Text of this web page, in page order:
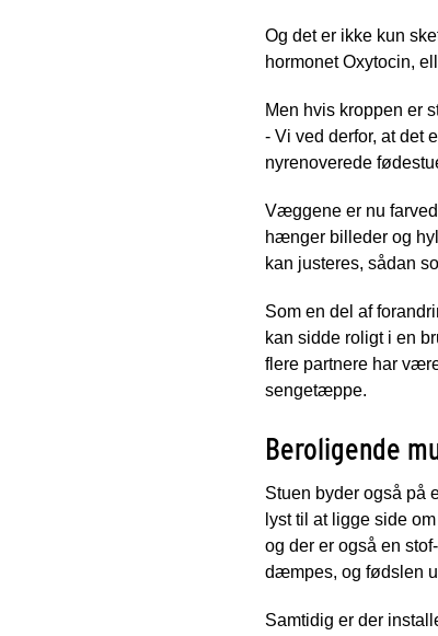
Og det er ikke kun
hormonet Oxytocin,
Men hvis kroppen er
- Vi ved derfor, at det
nyrenoverede
Væggene er nu
hænger billeder og
kan justeres, sådan
Som en del af
kan sidde roligt i en
flere partnere har
sengetæppe.
Beroligende
Stuen byder også på
lyst til at ligge side
og der er også en
dæmpes, og fødslen
Samtidig er der